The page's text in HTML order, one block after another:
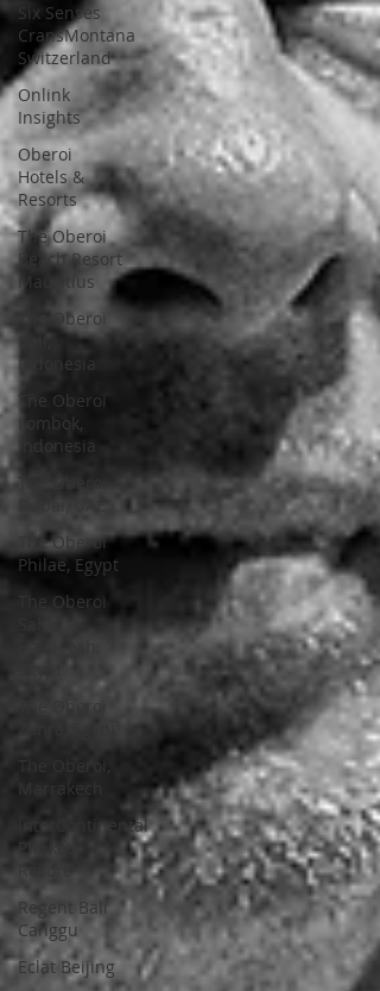
Six Senses
CransMontana
Switzerland
Onlink
Insights
Oberoi
Hotels &
Resorts
The Oberoi
Beach Resort
Mauritius
The Oberoi
Indonesia
The Oberoi
Lombok,
Indonesia
Dubai, UAE
The Oberoi
Philae, Egypt
The Oberoi
The Oberoi
The Oberoi,
Marrakech
InterContinental
Phuket
Resort
Regent Bali
Canggu
Eclat Beijing